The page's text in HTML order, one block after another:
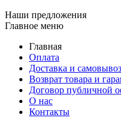
Наши предложения
Главное меню
Главная
Оплата
Доставка и самовывоз
Возврат товара и
Договор публичной
О нас
Контакты